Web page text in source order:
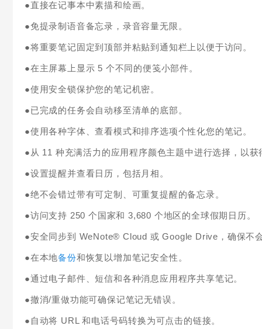
●直接在记事本中素描和绘画。
●免提录制语音备忘录，录音容量无限。
●将重要笔记固定到顶部并粘贴到通知栏上以便于访问。
●在主屏幕上显示 5 个不同的便笺小部件。
●使用安全锁保护您的笔记机密。
●已完成的任务会自动移至清单的底部。
●使用各种字体、查看模式和排序选项个性化您的笔记。
●从 11 种充满活力的应用程序颜色主题中进行选择，以获
●设置提醒并查看日历，包括月相。
●绝不会错过带有可定制、可重复提醒的备忘录。
●访问支持 250 个国家和 3,680 个地区的全球假期日历。
●安全同步到 WeNote® Cloud 或 Google Drive，确保不会
●在本地备份和恢复以增加笔记安全性。
●通过电子邮件、短信和各种消息应用程序共享笔记。
●撤消/重做功能可确保记笔记无错误。
●自动将 URL 和电话号码转换为可点击的链接。